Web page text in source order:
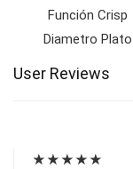
Función Crisp
Diametro Plato
User Reviews
★★★★★